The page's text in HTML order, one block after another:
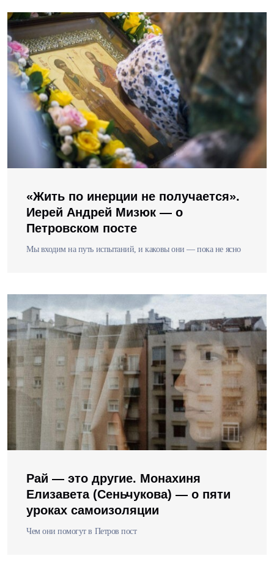
«Жить по инерции не получается».
Иерей Андрей Мизюк — о
Петровском посте
Мы входим на путь испытаний, и каковы они — пока не ясно
Рай — это другие. Монахиня
Елизавета (Сеньчукова) — о пяти
уроках самоизоляции
Чем они помогут в Петров пост